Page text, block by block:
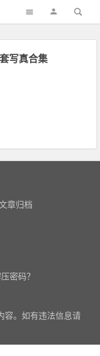
写真合集
章归档
密码？
容。如有违法信息请